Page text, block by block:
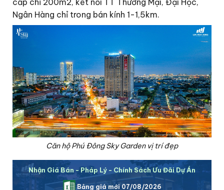
cấp chỉ 200m2, kết nối TT Thương Mại, Đại Học,
Ngân Hàng chỉ trong bán kính 1-1,5km.
Căn hộ Phú Đông Sky Garden vị trí đẹp
Nhận Giá Bán - Pháp Lý - Chính Sách Ưu Đãi Dự Án
Bảng giá mới 07/08/2026